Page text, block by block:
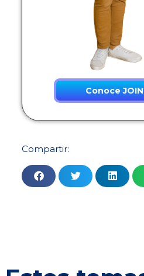
Conoce
Compartir: